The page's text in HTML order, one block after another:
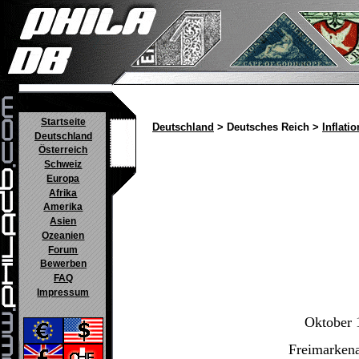
Startseite
Deutschland
Österreich
Schweiz
Europa
Afrika
Amerika
Asien
Ozeanien
Forum
Bewerben
FAQ
Impressum
Deutschland > Deutsches Reich >
Oktober